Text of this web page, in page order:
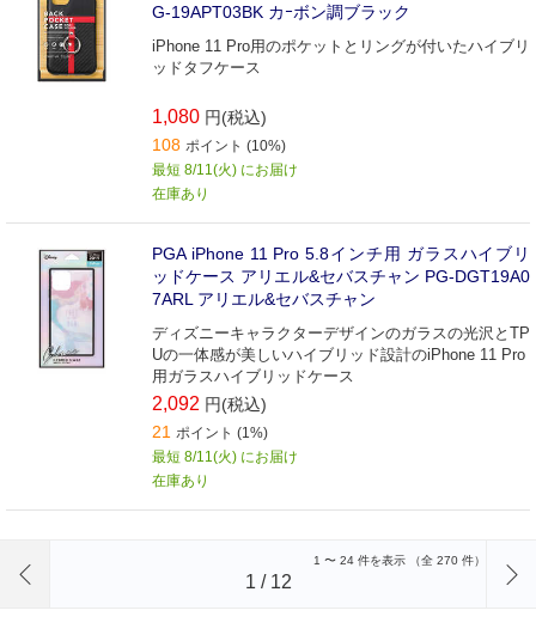
G-19APT03BK カｰボン調ブラック
iPhone 11 Pro用のポケットとリングが付いたハイブリ
ッドタフケース
1,080 円(税込)
108 ポイント (10%)
最短 8/11(火) にお届け
在庫あり
PGA iPhone 11 Pro 5.8インチ用 ガラスハイブリ
ッドケース アリエル&セバスチャン PG-DGT19A0
7ARL アリエル&セバスチャン
ディズニーキャラクターデザインのガラスの光沢とTP
Uの一体感が美しいハイブリッド設計のiPhone 11 Pro
用ガラスハイブリッドケース
2,092 円(税込)
21 ポイント (1%)
最短 8/11(火) にお届け
在庫あり
1 〜 24 件を表示 （全 270 件）
1 / 12